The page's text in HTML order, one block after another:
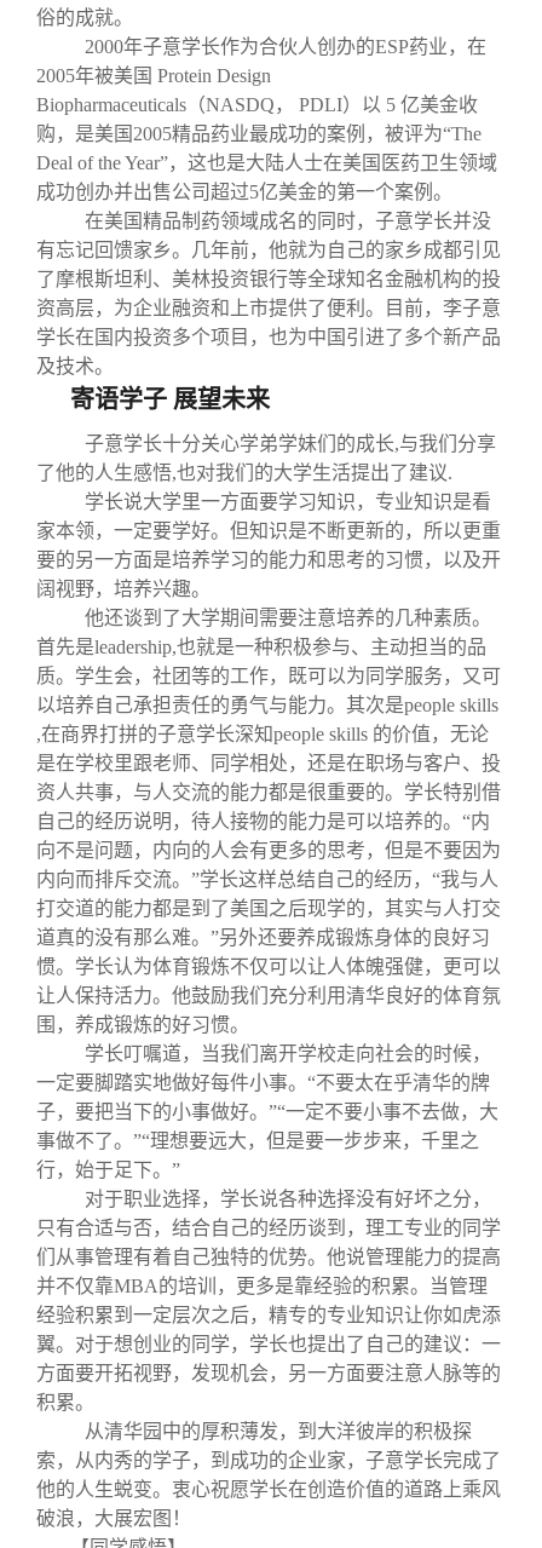
俗的成就。
2000年子意学长作为合伙人创办的ESP药业，在
2005年被美国 Protein Design
Biopharmaceuticals（NASDQ， PDLI）以 5 亿美金收
购，是美国2005精品药业最成功的案例，被评为“The
Deal of the Year”，这也是大陆人士在美国医药卫生领域
成功创办并出售公司超过5亿美金的第一个案例。
在美国精品制药领域成名的同时，子意学长并没
有忘记回馈家乡。几年前，他就为自己的家乡成都引见
了摩根斯坦利、美林投资银行等全球知名金融机构的投
资高层，为企业融资和上市提供了便利。目前，李子意
学长在国内投资多个项目，也为中国引进了多个新产品
及技术。
寄语学子 展望未来
子意学长十分关心学弟学妹们的成长,与我们分享
了他的人生感悟,也对我们的大学生活提出了建议.
学长说大学里一方面要学习知识，专业知识是看
家本领，一定要学好。但知识是不断更新的，所以更重
要的另一方面是培养学习的能力和思考的习惯，以及开
阔视野，培养兴趣。
他还谈到了大学期间需要注意培养的几种素质。
首先是leadership,也就是一种积极参与、主动担当的品
质。学生会，社团等的工作，既可以为同学服务，又可
以培养自己承担责任的勇气与能力。其次是people skills
,在商界打拼的子意学长深知people skills 的价值，无论
是在学校里跟老师、同学相处，还是在职场与客户、投
资人共事，与人交流的能力都是很重要的。学长特别借
自己的经历说明，待人接物的能力是可以培养的。“内
向不是问题，内向的人会有更多的思考，但是不要因为
内向而排斥交流。”学长这样总结自己的经历，“我与人
打交道的能力都是到了美国之后现学的，其实与人打交
道真的没有那么难。”另外还要养成锻炼身体的良好习
惯。学长认为体育锻炼不仅可以让人体魄强健，更可以
让人保持活力。他鼓励我们充分利用清华良好的体育氛
围，养成锻炼的好习惯。
学长叮嘱道，当我们离开学校走向社会的时候，
一定要脚踏实地做好每件小事。“不要太在乎清华的牌
子，要把当下的小事做好。”“一定不要小事不去做，大
事做不了。”“理想要远大，但是要一步步来，千里之
行，始于足下。”
对于职业选择，学长说各种选择没有好坏之分，
只有合适与否，结合自己的经历谈到，理工专业的同学
们从事管理有着自己独特的优势。他说管理能力的提高
并不仅靠MBA的培训，更多是靠经验的积累。当管理
经验积累到一定层次之后，精专的专业知识让你如虎添
翼。对于想创业的同学，学长也提出了自己的建议：一
方面要开拓视野，发现机会，另一方面要注意人脉等的
积累。
从清华园中的厚积薄发，到大洋彼岸的积极探
索，从内秀的学子，到成功的企业家，子意学长完成了
他的人生蜕变。衷心祝愿学长在创造价值的道路上乘风
破浪，大展宏图！